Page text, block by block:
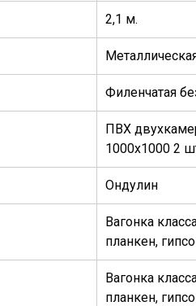
2,1 м.
Филенчатая
ПВХ
1000х1000 2
Ондулин
Вагонка
планкен,
Вагонка
планкен,